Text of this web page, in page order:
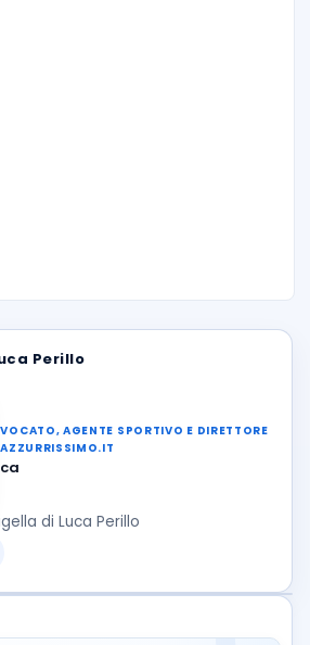
Perillo
AGENTE SPORTIVO E DIRETTORE
di Luca Perillo